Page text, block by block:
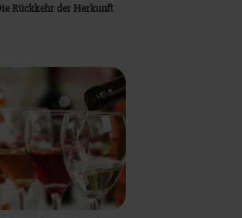
Rückkehr der Herkunft